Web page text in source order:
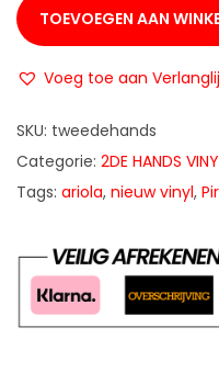
TOEVOEGEN AAN
Voeg toe aan
SKU: tweedehands
Categorie: 2DE HANDS
Tags: ariola, nieuw vinyl,